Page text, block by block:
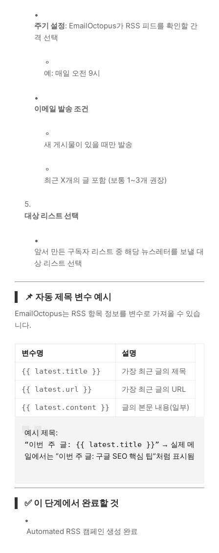
주기 설정: EmailOctopus가 RSS 피드를 확인할 간
격 선택
예: 매일 오전 9시
이메일 발송 조건
새 게시물이 있을 때만 발송
최근 X개의 글 포함 (보통 1~3개 권장)
대상 리스트 선택
앞서 만든 구독자 리스트 중 해당 뉴스레터를 보낼 대
상 리스트 선택
📌 자동 제목 변수 예시
EmailOctopus는 RSS 항목 정보를 변수로 가져올 수 있습
니다.
변수명 설명
{{ latest.title }} 가장 최근 글의 제목
{{ latest.url }} 가장 최근 글의 URL
{{ latest.content }} 글의 본문 내용(일부)
예시 제목:
“이번 주 글: {{ latest.title }}” → 실제 메
일에서는 “이번 주 글: 구글 SEO 핵심 팁”처럼 표시됨
✅ 이 단계에서 완료할 것
Automated RSS 캠페인 생성 완료